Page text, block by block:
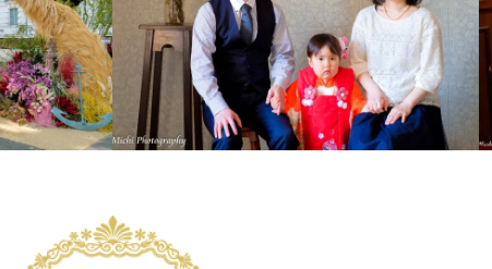
WEDDING
WEDDING DAY